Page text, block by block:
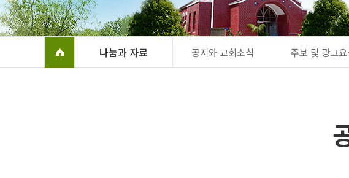
나눔과 자료 공지와 교회소식 주보 및 광고요